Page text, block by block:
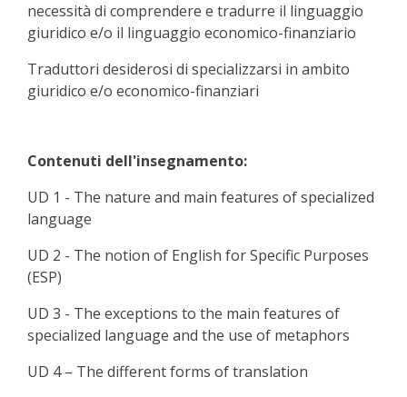
necessità di comprendere e tradurre il linguaggio
giuridico e/o il linguaggio economico-finanziario
Traduttori desiderosi di specializzarsi in ambito
giuridico e/o economico-finanziari
Contenuti dell'insegnamento:
UD 1 - The nature and main features of specialized
language
UD 2 - The notion of English for Specific Purposes
(ESP)
UD 3 - The exceptions to the main features of
specialized language and the use of metaphors
UD 4 – The different forms of translation